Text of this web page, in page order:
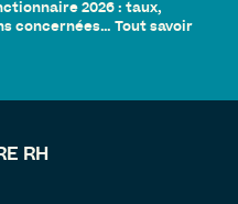
2026 : taux,
concernées… Tout savoir
RH